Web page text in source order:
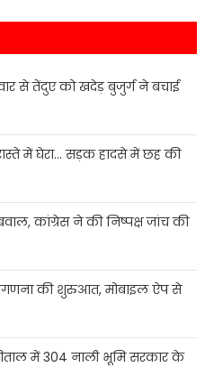
से तेंदुए को खदेड़ बुजुर्ग ने बचाई
में घेरा… सड़क हादसे में छह की
कांग्रेस ने की निष्पक्ष जांच की
की शुरुआत, मोबाइल ऐप से
में 304 नाली भूमि सरकार के